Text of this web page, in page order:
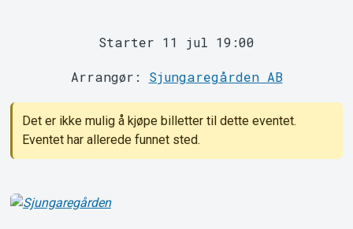
Support
Starter 11 jul 19:00
Arrangør: Sjungaregården AB
Det er ikke mulig å kjøpe billetter til dette eventet.
Eventet har allerede funnet sted.